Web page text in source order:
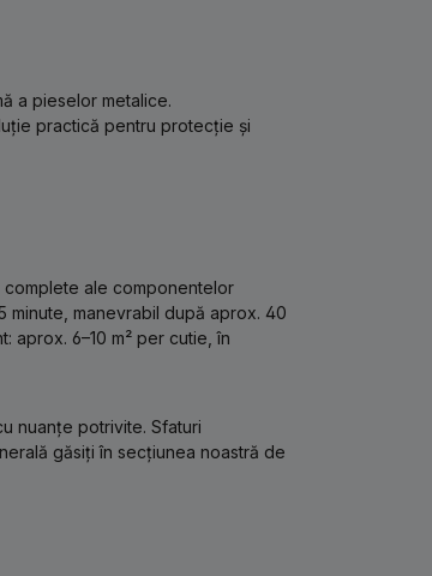
a pieselor metalice.
practică pentru protecție și
ale componentelor
minute, manevrabil după aprox. 40
aprox. 6–10 m² per cutie, în
nuanțe potrivite. Sfaturi
găsiți în secțiunea noastră de